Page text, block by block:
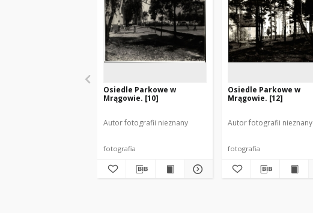
Osiedle Parkowe w
Mrągowie. [10]
Autor fotografii nieznany
fotografia
Osiedle Parkowe w
Mrągowie. [12]
Autor fotografii nieznany
fotografia